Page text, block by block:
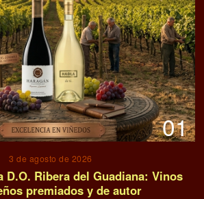
01
3 de agosto de 2026
D.O. Ribera del Guadiana: Vinos
premiados y de autor